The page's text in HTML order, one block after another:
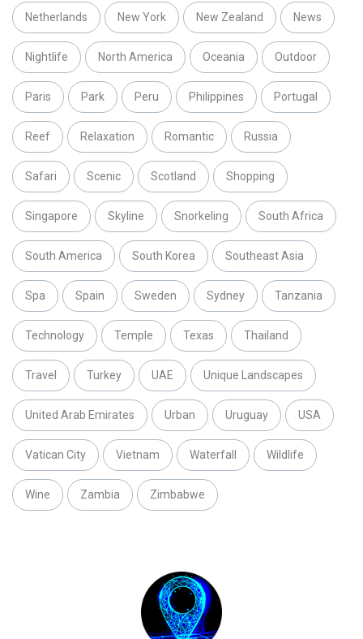
Netherlands New York New Zealand News
Nightlife North America Oceania Outdoor
Paris Park Peru Philippines Portugal
Reef Relaxation Romantic Russia
Safari Scenic Scotland Shopping
Singapore Skyline Snorkeling South Africa
South America South Korea Southeast Asia
Spa Spain Sweden Sydney Tanzania
Technology Temple Texas Thailand
Travel Turkey UAE Unique Landscapes
United Arab Emirates Urban Uruguay USA
Vatican City Vietnam Waterfall Wildlife
Wine Zambia Zimbabwe